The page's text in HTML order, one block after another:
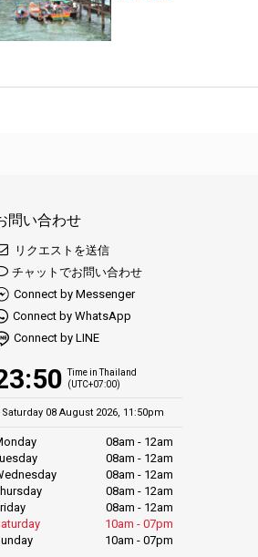
問い合わせ
リクエストを送信
チャットでお問い合わせ
Connect by Messenger
Connect by WhatsApp
Connect by LINE
Time in Thailand
(UTC+07:00)
Saturday 08 August 2026, 11:50pm
08am - 12am
08am - 12am
08am - 12am
08am - 12am
08am - 12am
10am - 07pm
10am - 07pm